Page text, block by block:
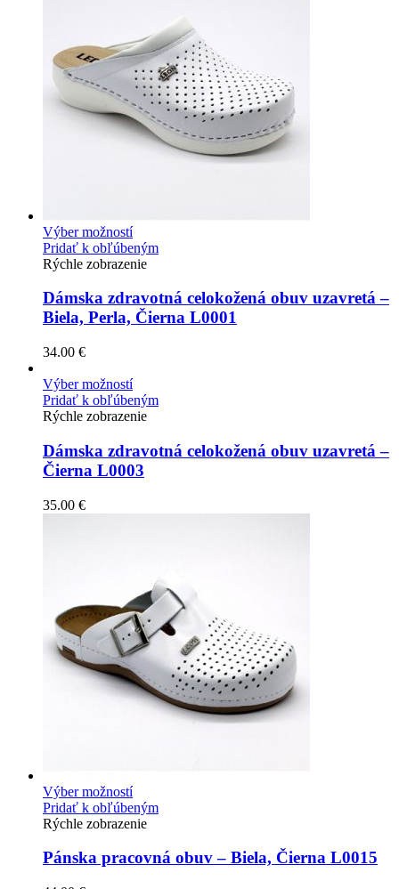
Výber možností
Pridať k obľúbeným
Rýchle zobrazenie
Dámska zdravotná celokožená obuv uzavretá –
Biela, Perla, Čierna L0001
34.00 €
Výber možností
Pridať k obľúbeným
Rýchle zobrazenie
Dámska zdravotná celokožená obuv uzavretá –
Čierna L0003
35.00 €
Výber možností
Pridať k obľúbeným
Rýchle zobrazenie
Pánska pracovná obuv – Biela, Čierna L0015